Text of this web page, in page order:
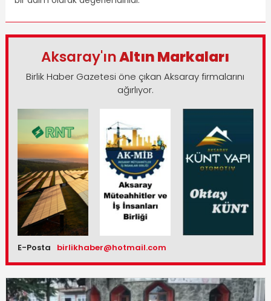
Aksaray'ınAltın Markaları
Birlik Haber Gazetesi öne çıkan Aksaray firmalarını
ağırlıyor.
E-Posta birlikhaber@hotmail.com